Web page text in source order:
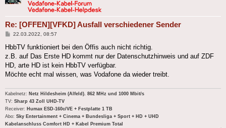
Re: [OFFEN][VFKD] Ausfall verschiedener Sender
Beitrag
22.03.2022, 08:57
HbbTV funktioniert bei den Öffis auch nicht richtig.
z.B. auf Das Erste HD kommt nur der Datenschutzhinweis und auf ZDF
HD, arte HD ist kein HbbTV verfügbar.
Möchte echt mal wissen, was Vodafone da wieder treibt.
Kabelnetz: Netz Hildesheim (Alfeld). 862 MHz und 1000 Mbit/s
TV: Sharp 43 Zoll UHD-TV
Receiver: Humax ESD-160c/VE + Festplatte 1 TB
Abo: Sky Entertainment + Cinema + Bundesliga + Sport + HD + UHD
Kabelanschluss Comfort HD + Kabel Premium Total